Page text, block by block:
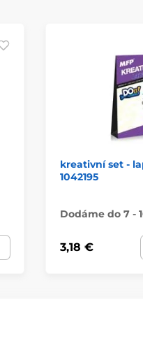
kreativní set -
1042195
Dodáme do 7 -
3,18 €